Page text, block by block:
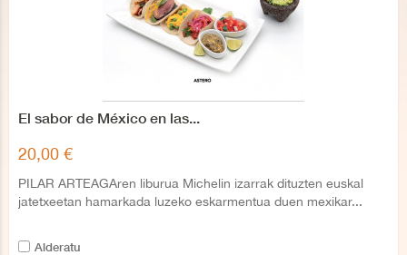
El sabor de México en las...
20,00 €
PILAR ARTEAGAren liburua Michelin izarrak dituzten euskal
jatetxeetan hamarkada luzeko eskarmentua duen mexikar...
Alderatu